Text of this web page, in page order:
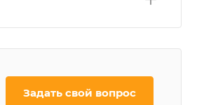
Задать свой вопрос